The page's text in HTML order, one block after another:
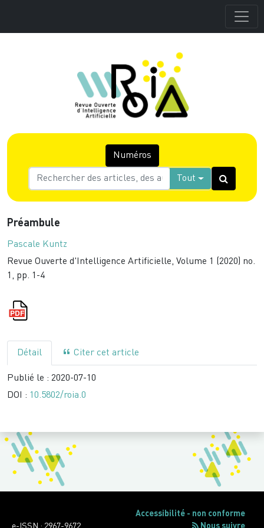
Numéros
Tout
Préambule
Pascale Kuntz
Revue Ouverte d'Intelligence Artificielle, Volume 1 (2020) no.
1, pp. 1-4
Détail Citer cet article
Publié le : 2020-07-10
DOI : 10.5802/roia.0
e-ISSN : 2967-9672
Accessibilité - non conforme
Nous suivre